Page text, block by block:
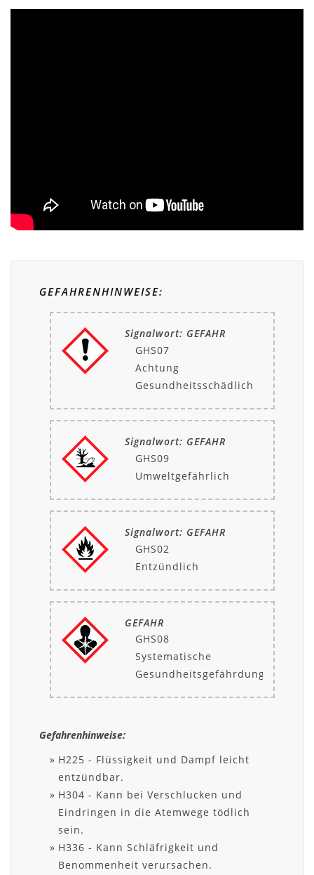
GEFAHRENHINWEISE:
Signalwort: GEFAHR
GHS07
Achtung
Gesundheitsschädlich
Signalwort: GEFAHR
GHS09
Umweltgefährlich
Signalwort: GEFAHR
GHS02
Entzündlich
GEFAHR
GHS08
Systematische
Gesundheitsgefährdung
Gefahrenhinweise:
H225 - Flüssigkeit und Dampf leicht
entzündbar.
H304 - Kann bei Verschlucken und
Eindringen in die Atemwege tödlich
sein.
H336 - Kann Schläfrigkeit und
Benommenheit verursachen.